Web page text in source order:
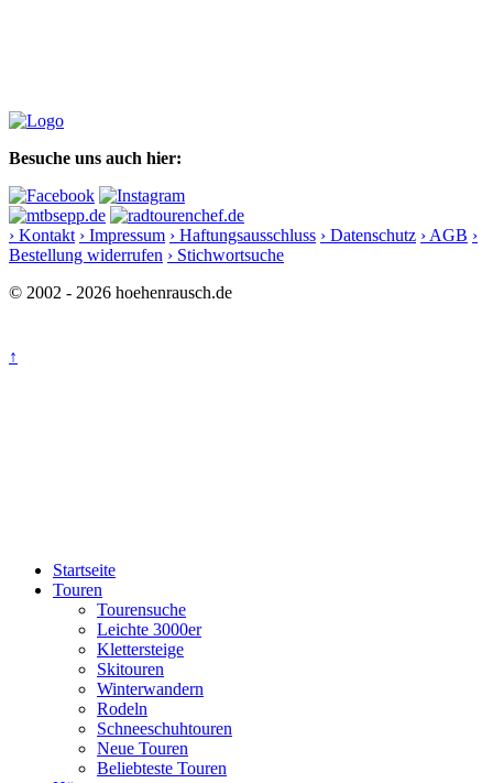
Besuche uns auch hier:
› Kontakt › Impressum › Haftungsausschluss › Datenschutz › AGB ›
Bestellung widerrufen › Stichwortsuche
© 2002 - 2026 hoehenrausch.de
↑
Startseite
Touren
Tourensuche
Leichte 3000er
Klettersteige
Skitouren
Winterwandern
Rodeln
Schneeschuhtouren
Neue Touren
Beliebteste Touren